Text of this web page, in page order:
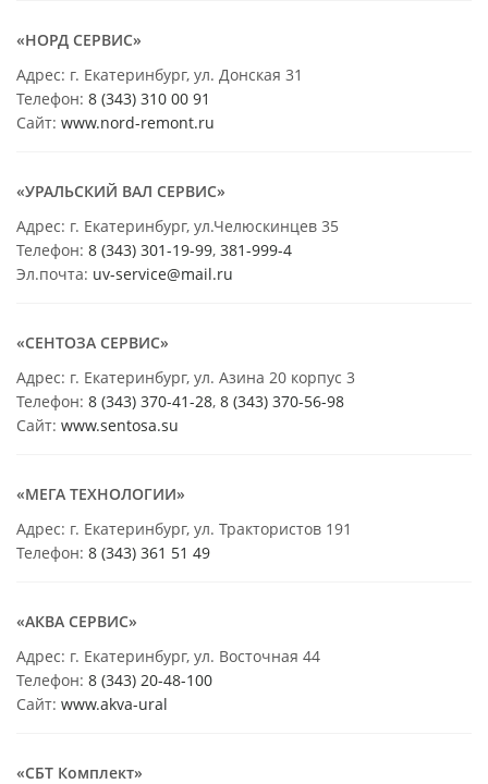
«НОРД СЕРВИС»
Адрес: г. Екатеринбург, ул. Донская 31
Телефон: 8 (343) 310 00 91
Сайт: www.nord-remont.ru
«УРАЛЬСКИЙ ВАЛ СЕРВИС»
Адрес: г. Екатеринбург, ул.Челюскинцев 35
Телефон: 8 (343) 301-19-99, 381-999-4
Эл.почта: uv-service@mail.ru
«СЕНТОЗА СЕРВИС»
Адрес: г. Екатеринбург, ул. Азина 20 корпус 3
Телефон: 8 (343) 370-41-28, 8 (343) 370-56-98
Сайт: www.sentosa.su
«МЕГА ТЕХНОЛОГИИ»
Адрес: г. Екатеринбург, ул. Трактористов 191
Телефон: 8 (343) 361 51 49
«АКВА СЕРВИС»
Адрес: г. Екатеринбург, ул. Восточная 44
Телефон: 8 (343) 20-48-100
Сайт: www.akva-ural
«СБТ Комплект»